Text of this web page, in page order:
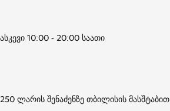
10:00 - 20:00 საათი
ლარის შენაძენზე თბილისის მასშტაბით